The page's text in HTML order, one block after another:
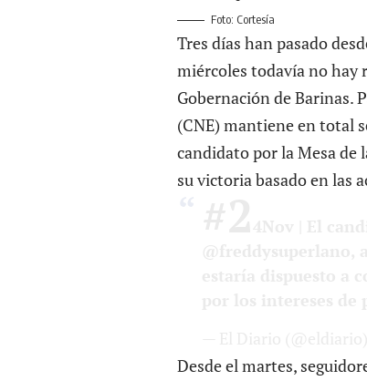
Foto: Cortesía
Tres días han pasado
miércoles todavíano hay
Gobernación de Barinas.
(CNE) mantiene en total
candidato por la Mesa de
su victoria basado en las
Desde el martes,